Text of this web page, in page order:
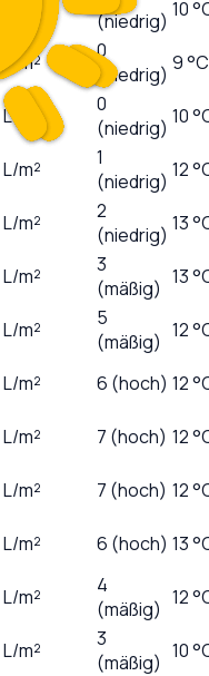
(niedrig) 10
L/m²
0
(niedrig) 9 °C
L/m²
0
(niedrig) 10
L/m²
1
(niedrig) 12
L/m²
2
(niedrig) 13
L/m²
3
(mäßig) 13
L/m²
5
(mäßig) 12
L/m² 6 (hoch) 12
L/m² 7 (hoch) 12
L/m² 7 (hoch) 12
L/m² 6 (hoch) 13
L/m²
4
(mäßig) 12
L/m²
3
(mäßig) 10